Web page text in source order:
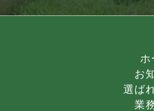
ホ
お
選ば
業